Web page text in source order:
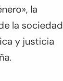
la
la sociedad
y justicia